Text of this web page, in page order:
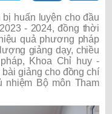
bị huấn luyện cho đầu
- 2024, đồng thời
quả phương pháp
giảng dạy, chiều
Khoa Chỉ huy -
giảng cho đồng chí
Bộ môn Tham